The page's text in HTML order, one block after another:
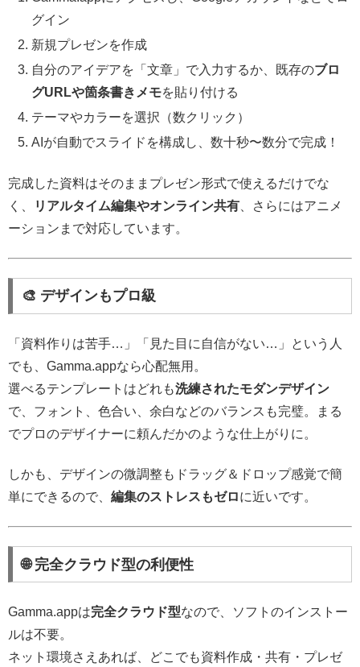
グイン
新規プレゼンを作成
自分のアイデアを「文章」で入力するか、既存のブロ
グURLや箇条書きメモを貼り付ける
テーマやカラーを選択（数クリック）
AIが自動でスライドを構成し、数十秒〜数分で完成！
完成した資料はそのままプレゼン形式で使えるだけでな
く、
リアルタイム編集やオンライン共有 、さらにはアニメ
ーションまで対応しています。
🎨 デザインもプロ級
「資料作りは苦手…」「見た目に自信がない…」という人
でも、Gamma.appなら心配無用。
選べるテンプレートはどれも洗練されたモダンデザイン
で、フォント、色合い、余白などのバランスも完璧。まる
でプロのデザイナーに頼んだかのような仕上がりに。
しかも、デザインの微調整もドラッグ＆ドロップ感覚で簡
単にできるので、 編集のストレスもゼロに近いです。
🌐 完全クラウド型の利便性
Gamma.appは完全クラウド型なので、ソフトのインストー
ルは不要。
ネット環境さえあれば、どこでも資料作成・共有・プレゼ